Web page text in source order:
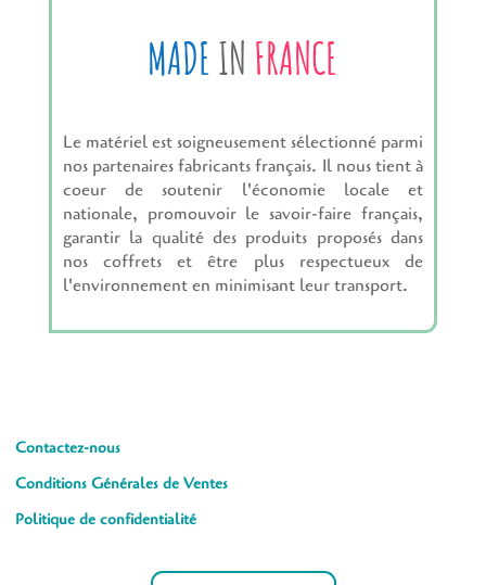
MADEIN FRANCE
Le matériel est soigneusement sélectionné parmi
nos partenaires fabricants français. Il nous tient à
coeur de soutenir l'économie locale et
nationale, promouvoir le savoir-faire français,
garantir la qualité des produits proposés dans
nos coffrets et être plus respectueux de
l'environnement en minimisant leur transport.
Contactez-nous
Conditions Générales de Ventes
Politique de confidentialité